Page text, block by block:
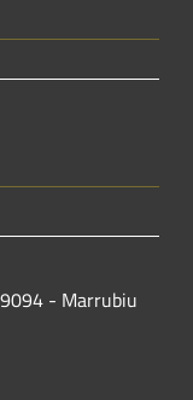
- Marrubiu